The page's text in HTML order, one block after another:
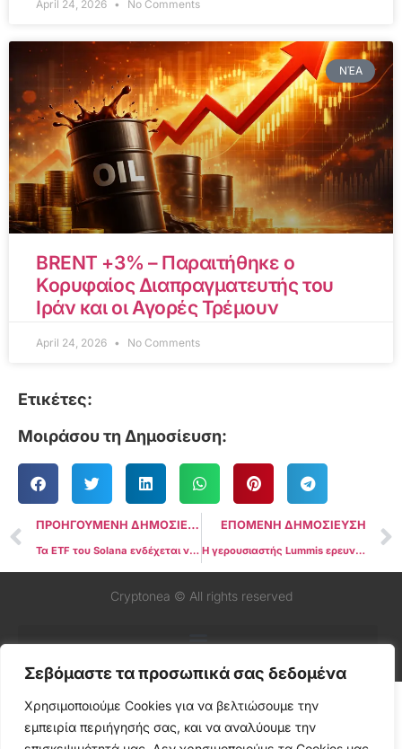
Σεβόμαστε τα προσωπικά σας δεδομένα
Χρησιμοποιούμε Cookies για να βελτιώσουμε την
εμπειρία περιήγησής σας, και να αναλύουμε την
April 24, 2026 No Comments
ΝΈΑ
BRENT +3% – Παραιτήθηκε ο
Κορυφαίος Διαπραγματευτής του
Ιράν και οι Αγορές Τρέμουν
April 24, 2026 No Comments
Ετικέτες:
Μοιράσου τη Δημοσίευση:
ΠΡΟΗΓΟΥΜΕΝΗ ΔΗΜΟΣΙΕΥΣΗ
Τα ETF του Solana ενδέχεται να καθυστερήσουν μέχρι το 2026: Bloomberg Intelligence
ΕΠΟΜΕΝΗ ΔΗΜΟΣΙΕΥΣΗ
Η γερουσιαστής Lummis ερευνά τις ομοσπονδιακές αρχές των ΗΠΑ για την πώληση Bitcoin
Cryptonea © All rights reserved